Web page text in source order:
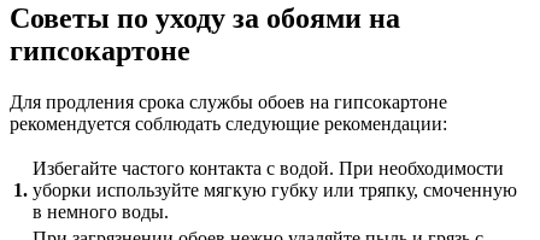
Советы по уходу за обоями на
гипсокартоне
Для продления срока службы обоев на гипсокартоне
рекомендуется соблюдать следующие рекомендации:
1.
Избегайте частого контакта с водой. При необходимости
уборки используйте мягкую губку или тряпку, смоченную
в немного воды.